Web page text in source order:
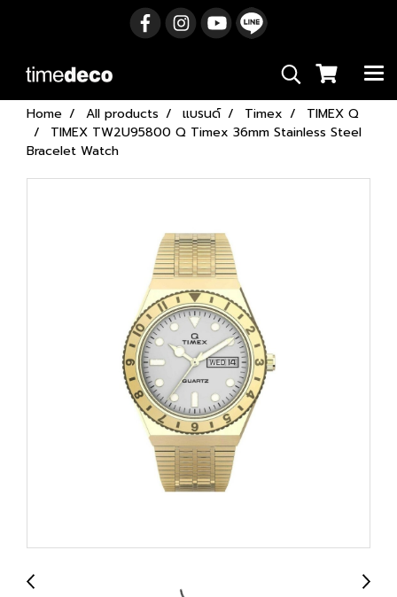
Home All products แบรนด์ Timex
TIMEX Q
TIMEX TW2U95800 Q Timex 36mm Stainless Steel
Bracelet Watch